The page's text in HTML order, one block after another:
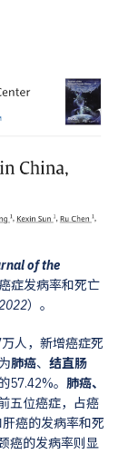
of the
症发病率和死亡
）。
人，新增癌症死
肺癌、结直肠
57.42%。肺癌、
五位癌症，占癌
癌的发病率和死
癌的发病率则显